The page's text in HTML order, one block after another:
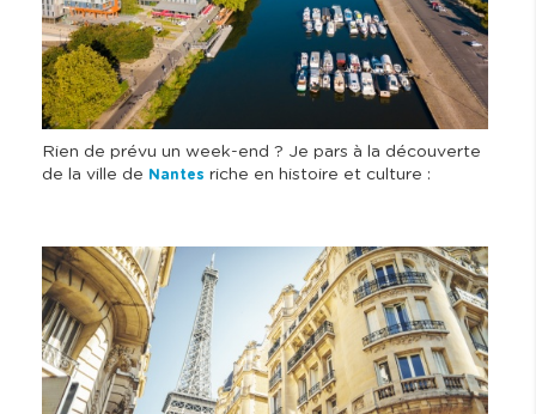
Rien de prévu un week-end ? Je pars à la découverte
de la ville de Nantes riche en histoire et culture :
m
a
g
e